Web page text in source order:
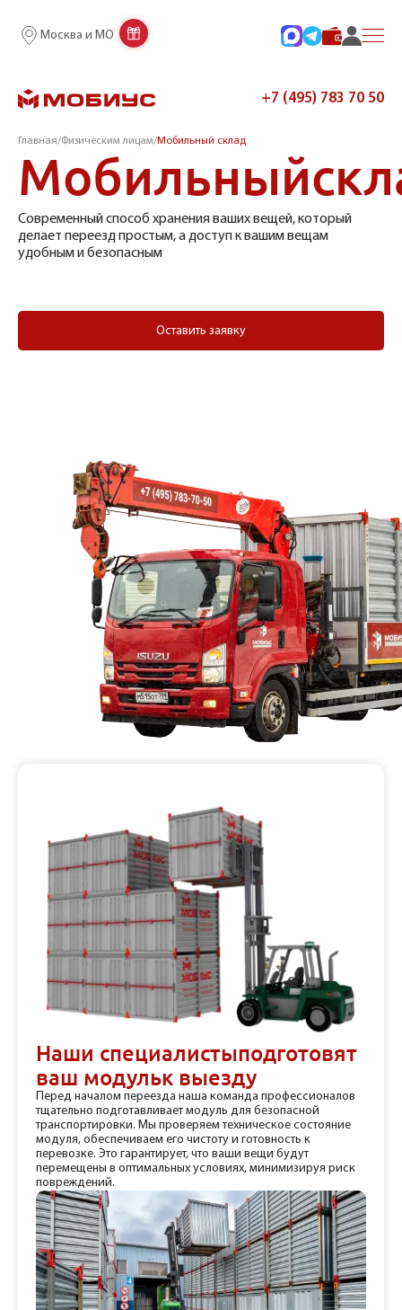
Москва и МО
+7 (495) 783 70 50
Главная/Физическим лицам/Мобильный склад
Мобильный
Современный способ хранения ваших вещей, который
делает переезд простым, а доступ к вашим вещам
удобным и безопасным
Оставить заявку
Наши специалистыподготовят
ваш модульк выезду
Перед началом переезда наша команда профессионалов
тщательно подготавливает модуль для безопасной
транспортировки. Мы проверяем техническое состояние
модуля, обеспечиваем его чистоту и готовность к
перевозке. Это гарантирует, что ваши вещи будут
перемещены в оптимальных условиях, минимизируя риск
повреждений.